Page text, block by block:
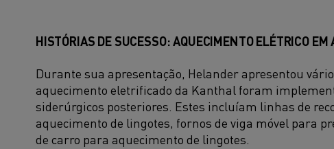
HISTÓRIAS DE SUCESSO: AQUECIMENTO ELÉTRICO EM
Durante sua apresentação, Helander apresentou
aquecimento eletrificado da Kanthal foram
siderúrgicos posteriores. Estes incluíam linhas de
aquecimento de lingotes, fornos de viga móvel para
de carro para aquecimento de lingotes.